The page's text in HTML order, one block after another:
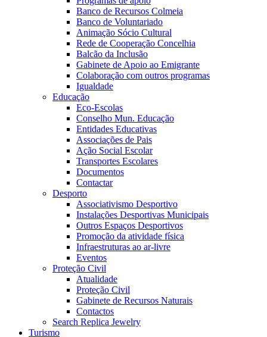
Banco de Recursos Colmeia
Banco de Voluntariado
Animação Sócio Cultural
Rede de Cooperação Concelhia
Balcão da Inclusão
Gabinete de Apoio ao Emigrante
Colaboração com outros programas
Igualdade
Educação
Eco-Escolas
Conselho Mun. Educação
Entidades Educativas
Associações de Pais
Ação Social Escolar
Transportes Escolares
Documentos
Contactar
Desporto
Associativismo Desportivo
Instalações Desportivas Municipais
Outros Espaços Desportivos
Promoção da atividade física
Infraestruturas ao ar-livre
Eventos
Proteção Civil
Atualidade
Proteção Civil
Gabinete de Recursos Naturais
Contactos
Search Replica Jewelry
Turismo